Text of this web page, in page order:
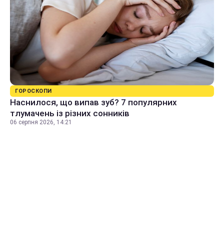
ГОРОСКОПИ
Наснилося, що випав зуб? 7 популярних
тлумачень із різних сонників
06 серпня 2026, 14:21